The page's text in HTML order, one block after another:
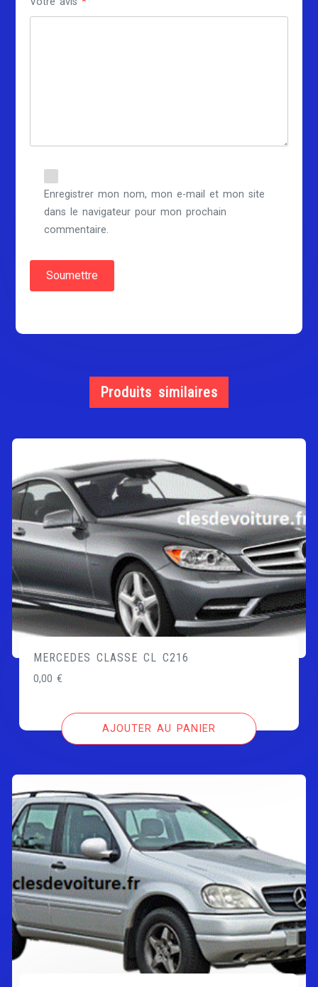
Enregistrer mon nom, mon e-mail et mon site
dans le navigateur pour mon prochain
commentaire.
Produits similaires
MERCEDES CLASSE CL C216
0,00€
AJOUTER AU PANIER